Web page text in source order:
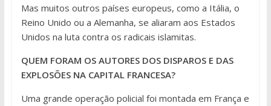
Mas muitos outros países europeus, como a Itália, o
Reino Unido ou a Alemanha, se aliaram aos Estados
Unidos na luta contra os radicais islamitas.
QUEM FORAM OS AUTORES DOS DISPAROS E DAS
EXPLOSÕES NA CAPITAL FRANCESA?
Uma grande operação policial foi montada em França e